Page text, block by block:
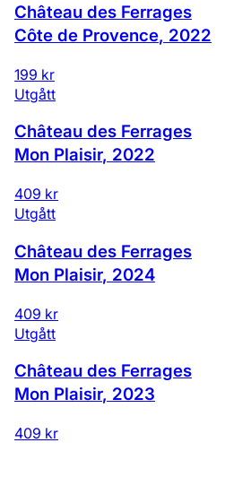
Château des Ferrages
Côte de Provence, 2022
199 kr
Utgått
Château des Ferrages
Mon Plaisir, 2022
409 kr
Utgått
Château des Ferrages
Mon Plaisir, 2024
409 kr
Utgått
Château des Ferrages
Mon Plaisir, 2023
409 kr